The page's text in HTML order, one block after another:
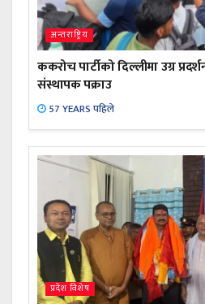
अन्तराष्ट्रिय
ककरोच पार्टीको दिल्लीमा उग्र
संस्थापक पक्राउ
57 YEARS पहिले
प्रदेश विशेष